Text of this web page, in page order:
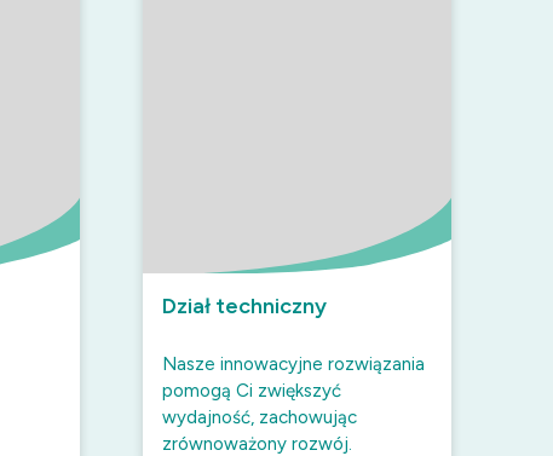
Dział techniczny
Nasze innowacyjne rozwiązania
pomogą Ci zwiększyć
wydajność, zachowując
zrównoważony rozwój.